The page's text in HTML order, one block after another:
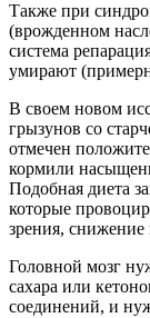
Также при
(врожденном
система
умирают
В своем новом
грызунов со
отмечен
кормили
Подобная диета
которые
зрения, снижение
Головной мозг
сахара или
соединений, и